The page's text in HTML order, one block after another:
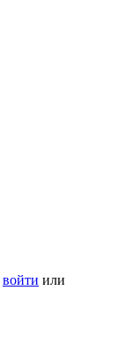
войти или